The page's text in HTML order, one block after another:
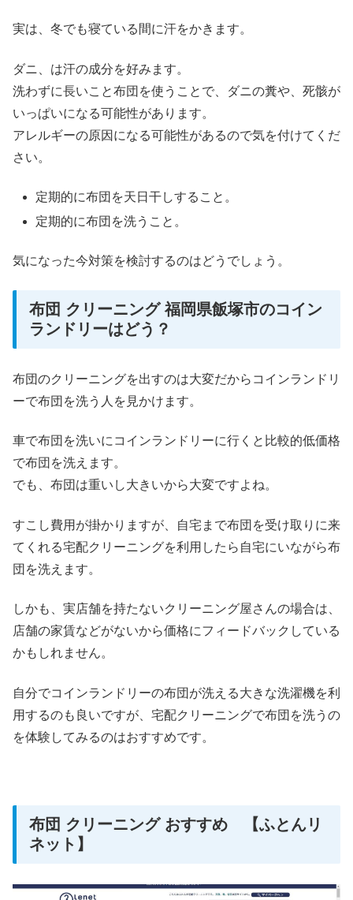
実は、冬でも寝ている間に汗をかきます。
ダニ、は汗の成分を好みます。
洗わずに長いこと布団を使うことで、ダニの糞や、死骸が
いっぱいになる可能性があります。
アレルギーの原因になる可能性があるので気を付けてくだ
さい。
定期的に布団を天日干しすること。
定期的に布団を洗うこと。
気になった今対策を検討するのはどうでしょう。
布団 クリーニング 福岡県飯塚市のコイン
ランドリーはどう？
布団のクリーニングを出すのは大変だからコインランドリ
ーで布団を洗う人を見かけます。
車で布団を洗いにコインランドリーに行くと比較的低価格
で布団を洗えます。
でも、布団は重いし大きいから大変ですよね。
すこし費用が掛かりますが、自宅まで布団を受け取りに来
てくれる宅配クリーニングを利用したら自宅にいながら布
団を洗えます。
しかも、実店舗を持たないクリーニング屋さんの場合は、
店舗の家賃などがないから価格にフィードバックしている
かもしれません。
自分でコインランドリーの布団が洗える大きな洗濯機を利
用するのも良いですが、宅配クリーニングで布団を洗うの
を体験してみるのはおすすめです。
布団 クリーニング おすすめ 【ふとんリ
ネット】